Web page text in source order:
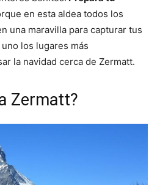
en esta aldea todos los
una maravilla para capturar tus
los lugares más
la navidad cerca de Zermatt.
Zermatt?